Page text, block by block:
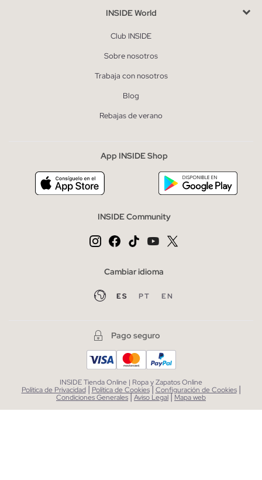
INSIDE World
Club INSIDE
Sobre nosotros
Trabaja con nosotros
Blog
Rebajas de verano
App INSIDE Shop
INSIDE Community
Cambiar idioma
ES PT EN
Pago seguro
INSIDE Tienda Online | Ropa y Zapatos Online
Política de Privacidad | Política de Cookies| Configuración de Cookies |
Condiciones Generales|Aviso Legal| Mapa web